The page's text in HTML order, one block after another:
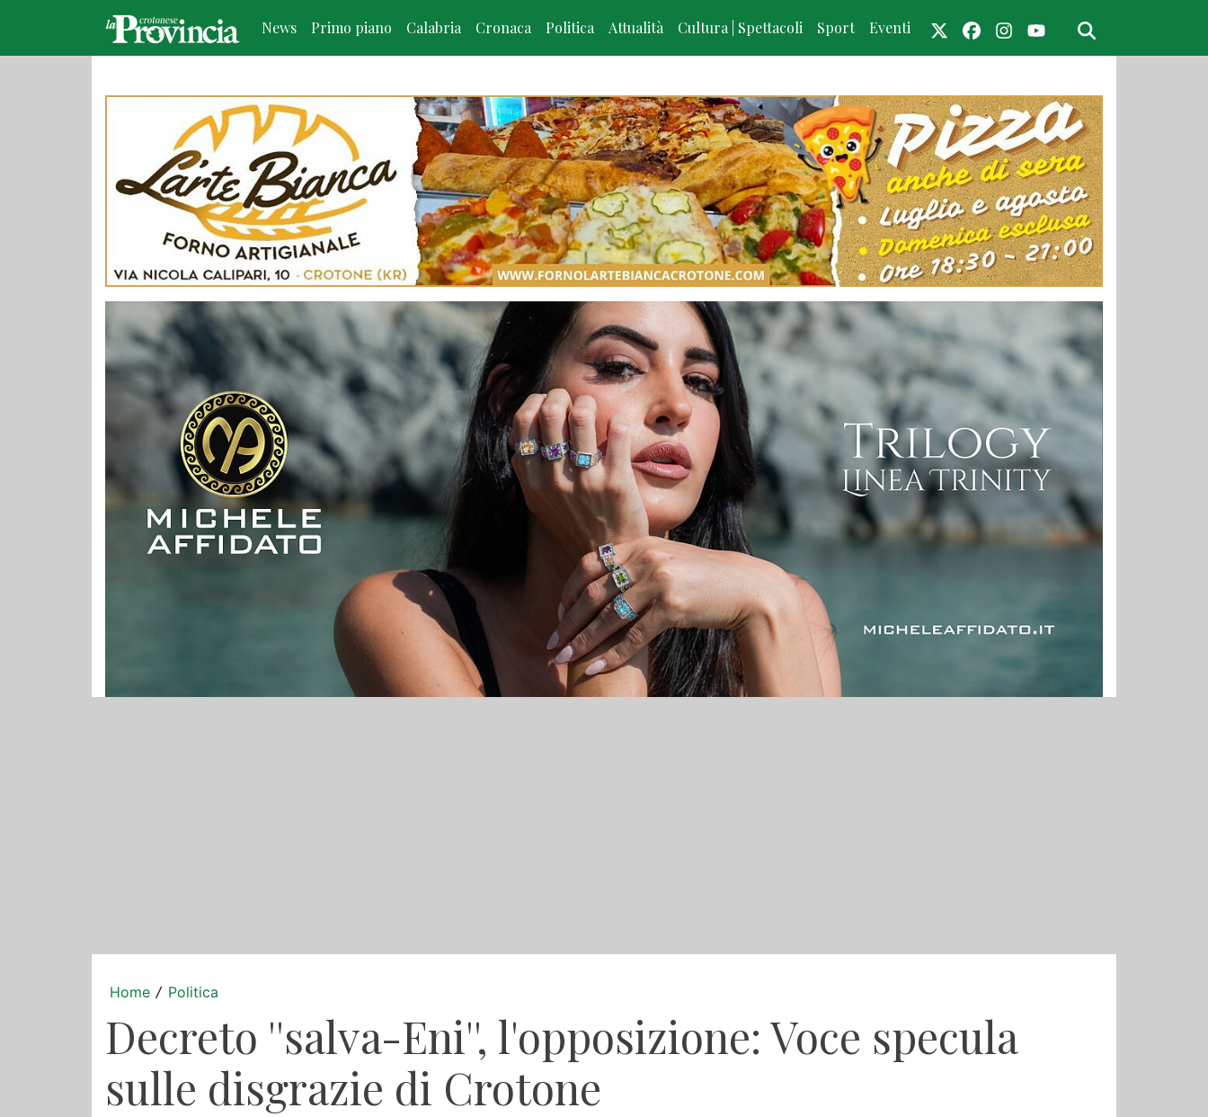
News Primo piano Calabria Cronaca Politica Attualità Cultura | Spettacoli Sport Eventi
Home / Politica
Decreto ''salva-Eni'', l'opposizione: Voce specula
sulle disgrazie di Crotone